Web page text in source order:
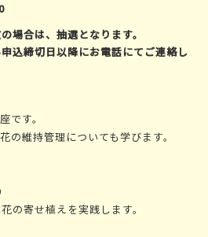
場合は、抽選となります。
込締切日以降にお電話にてご連絡し
です。
の維持管理についても学びます。
の寄せ植えを実践します。